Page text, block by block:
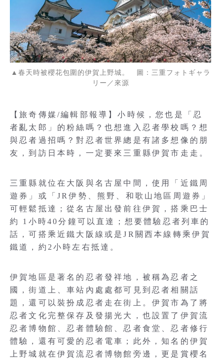
▲春天時被櫻花包圍的伊賀上野城。 圖：三重フォトギャラ
リー／來源
【旅奇傳媒/編輯部報導】小時候，您也是「忍
者亂太郎」的粉絲嗎？也想進入忍者學校嗎？想
與忍者過招嗎？對忍者世界總是有諸多想像的朋
友，到訪日本時，一定要來三重縣伊賀市走走。
三重縣就位在大阪與名古屋中間，使用「近鐵周
遊券」或「JR伊勢、熊野、和歌山地區周遊券」
可輕鬆抵達；從名古屋出發前往伊賀，搭乘巴士
約 1小時40分鐘可以直達；想要體驗忍者列車的
話，可搭乘近鐵大阪線或是JR關西本線轉乘伊賀
鐵道，約2小時左右抵達。
伊賀地區是著名的忍者發祥地，被稱為忍者之
國，街道上、車站內處處都可見到忍者相關話
題，還可以裝扮成忍者走在街上。伊賀市為了將
忍者文化完整保存及發揚光大，也設置了伊賀流
忍者博物館、忍者體驗館、忍者食堂、忍者修行
體驗，還有可愛的忍者電車；此外，知名的伊賀
上野城就在伊賀流忍者博物館旁邊，更是賞櫻名